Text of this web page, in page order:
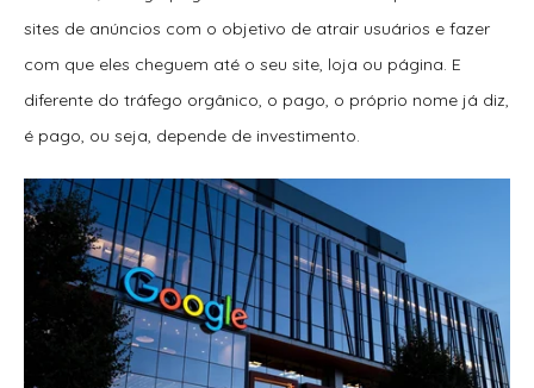
sites de anúncios com o objetivo de atrair usuários e fazer
com que eles cheguem até o seu site, loja ou página. E
diferente do tráfego orgânico, o pago, o próprio nome já diz,
é pago, ou seja, depende de investimento.